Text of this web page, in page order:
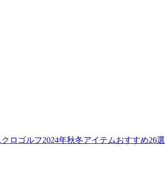
ロゴルフ2024年秋冬アイテムおすすめ26選